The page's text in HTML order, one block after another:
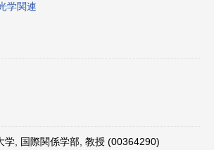
学関連
学, 国際関係学部, 教授 (00364290)